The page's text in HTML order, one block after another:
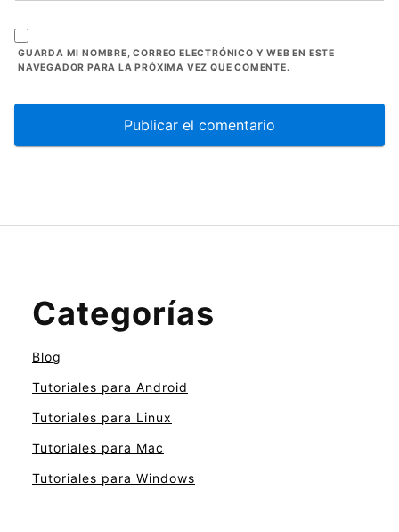
GUARDA MI NOMBRE, CORREO ELECTRÓNICO Y WEB EN ESTE
NAVEGADOR PARA LA PRÓXIMA VEZ QUE COMENTE.
Categorías
Blog
Tutoriales para Android
Tutoriales para Linux
Tutoriales para Mac
Tutoriales para Windows